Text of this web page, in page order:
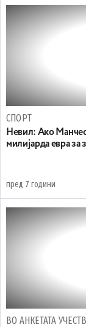
СПОРТ
Невил: Ако
милијарда евра за
пред 7 години
ВО АНКЕТАТА